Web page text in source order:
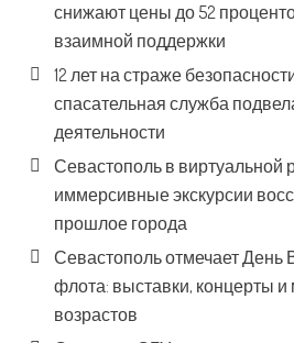
снижают цены до 52
взаимной поддержки
12 лет на страже
спасательная служба
деятельности
Севастополь в виртуальной
иммерсивные экскурсии
прошлое города
Севастополь отмечает День
флота: выставки, концерты и
возрастов